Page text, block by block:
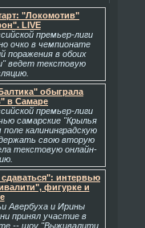
"Локомотив"
LIVE
премьер-лиги
очко в чемпионате
поражения в обоих
ведет текстовую
обыграла
в Самаре
премьер-лиги
самарские "Крылья
калининградскую
свою вторую
текстовую онлайн-
интервью
фигурке и
Авербуха и Ирины
принял участие в
-- шоу "Выживалити.